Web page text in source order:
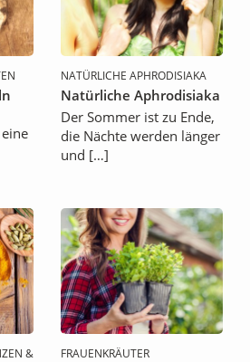
NATÜRLICHE APHRODISIAKA
Natürliche Aphrodisiaka
Der Sommer ist zu Ende,
die Nächte werden länger
und […]
&
FRAUENKRÄUTER